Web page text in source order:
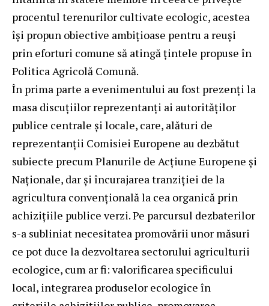
procentul terenurilor cultivate ecologic, acestea
își propun obiective ambițioase pentru a reuși
prin eforturi comune să atingă țintele propuse în
Politica Agricolă Comună.
În prima parte a evenimentului au fost prezenți la
masa discuțiilor reprezentanți ai autorităților
publice centrale și locale, care, alături de
reprezentanții Comisiei Europene au dezbătut
subiecte precum Planurile de Acțiune Europene și
Naționale, dar și încurajarea tranziției de la
agricultura convențională la cea organică prin
achizițiile publice verzi. Pe parcursul dezbaterilor
s-a subliniat necesitatea promovării unor măsuri
ce pot duce la dezvoltarea sectorului agriculturii
ecologice, cum ar fi: valorificarea specificului
local, integrarea produselor ecologice în